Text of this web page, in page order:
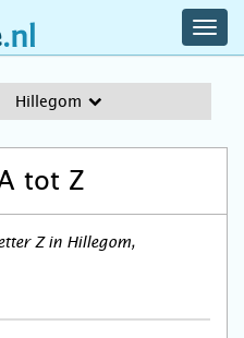
Hillegom
tot Z
Z in Hillegom,